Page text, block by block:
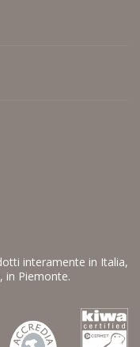
interamente in Italia,
in Piemonte.